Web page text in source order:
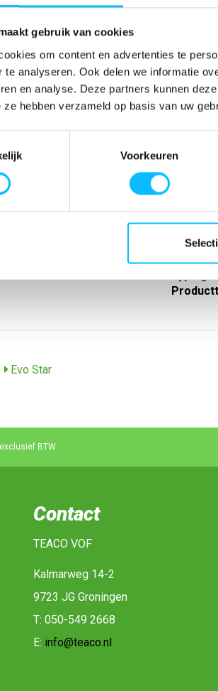
gebruik van cookies
om content en advertenties te
te analyseren. Ook delen we informatie
en analyse. Deze partners kunnen
ze hebben verzameld op basis van uw
Voorkeuren
functioneel materiaal;
voor volledige
met korte ritssluiting en
design op de mouwen met
de mouwen
Lijn
Sport
Evo Star
BTW
Contact
TEACO VOF
Kalmarweg 14-2
9723 JG Groningen
T: 050-549 2668
E: info@teaco.nl